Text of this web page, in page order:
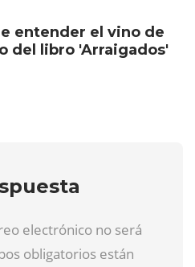
entender el vino de
del libro 'Arraigados'
electrónico no será
obligatorios están